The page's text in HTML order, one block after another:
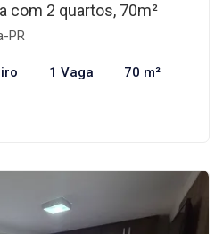
com 2 quartos, 70m²
PR
1 Vaga 70 m²